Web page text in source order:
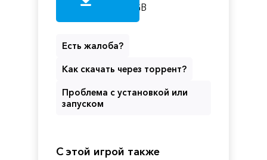
GB
Есть жалоба?
Как скачать через торрент?
Проблема с установкой или
запуском
С этой игрой также